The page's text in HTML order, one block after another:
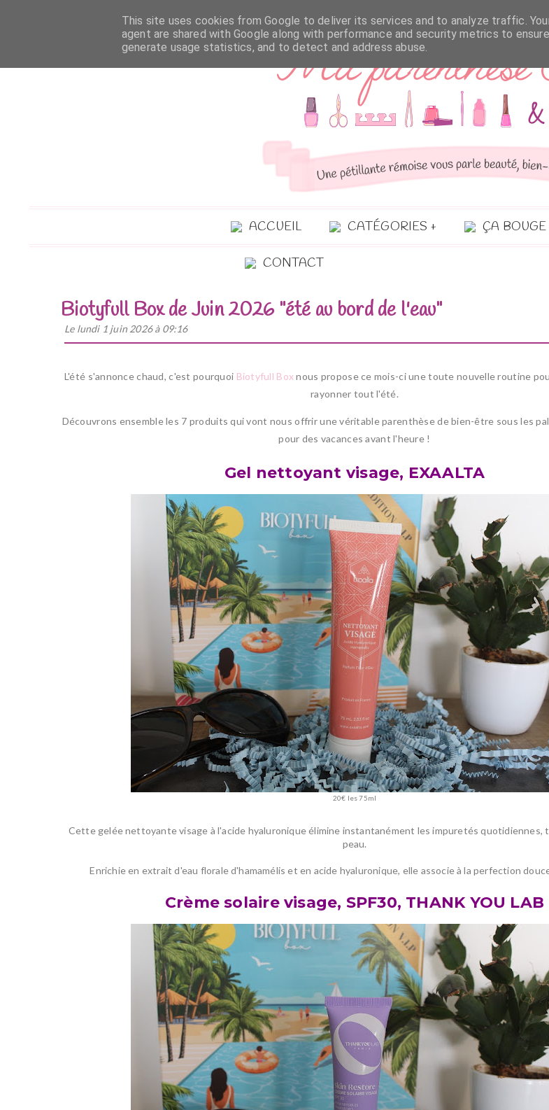
ACCUEIL CATÉGORIES ÇA
CONTACT
Biotyfull Box de Juin 2026 "été au bord de l'eau"
Le lundi 1 juin 2026 à 09:16
L'été s'annonce chaud, c'est pourquoi Biotyfull Boxnous propose ce mois-ci une toute nouvelle routine
rayonner tout l'été.
Découvrons ensemble les 7 produits qui vont nous offrir une véritable parenthèse de bien-être sous les
pour des vacances avant l'heure !
Gel nettoyant visage, EXAALTA
20€ les 75ml
Cette gelée nettoyante visage à l'acide hyaluronique élimine instantanément les impuretés quotidiennes,
peau.
Enrichie en extrait d'eau florale d'hamamélis et en acide hyaluronique, elle associe à la perfection
Crème solaire visage, SPF30, THANK YOU LAB
This site uses cookies from Google to deliver its services and to analyze traffic.
agent are shared with Google along with performance and security metrics to
generate usage statistics, and to detect and address abuse.